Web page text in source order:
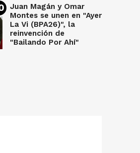
Juan Magán y Omar
Montes se unen en "Ayer
La Vi (BPA26)", la
reinvención de
"Bailando Por Ahí"